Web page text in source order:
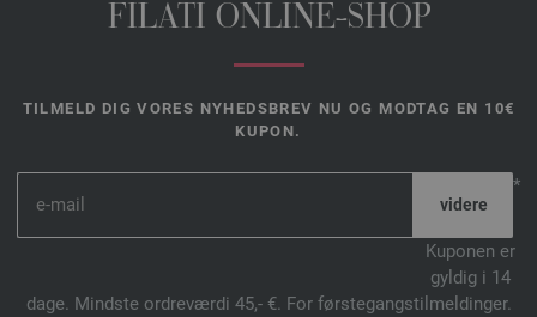
FILATI ONLINE-SHOP
TILMELD DIG VORES NYHEDSBREV NU OG MODTAG EN 10€
KUPON.
*
Kuponen er
gyldig i 14
dage. Mindste ordreværdi 45,- €. For førstegangstilmeldinger.